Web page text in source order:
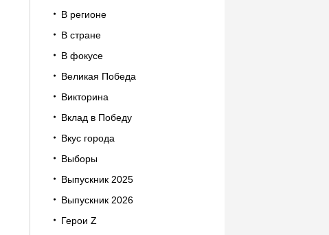
В регионе
В стране
В фокусе
Великая Победа
Викторина
Вклад в Победу
Вкус города
Выборы
Выпускник 2025
Выпускник 2026
Герои Z